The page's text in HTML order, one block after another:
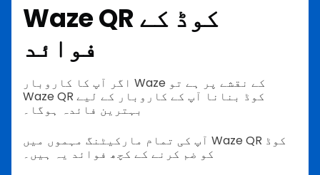
Waze QR کوڈ کے
فوائد
اگر آپ کا کاروبار Waze کے نقشے پر ہے تو
Waze QR کوڈ بنانا آپ کے کاروبار کے لیے
بہترین فائدہ ہوگا۔
آپ کی تمام مارکیٹنگ مہموں میں Waze QR کوڈ
کو ضم کرنے کے کچھ فوائد یہ ہیں۔